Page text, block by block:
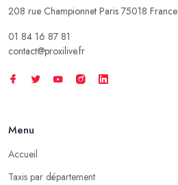
208 rue Championnet Paris 75018 France
01 84 16 87 81
contact@proxilive.fr
Menu
Accueil
Taxis par département